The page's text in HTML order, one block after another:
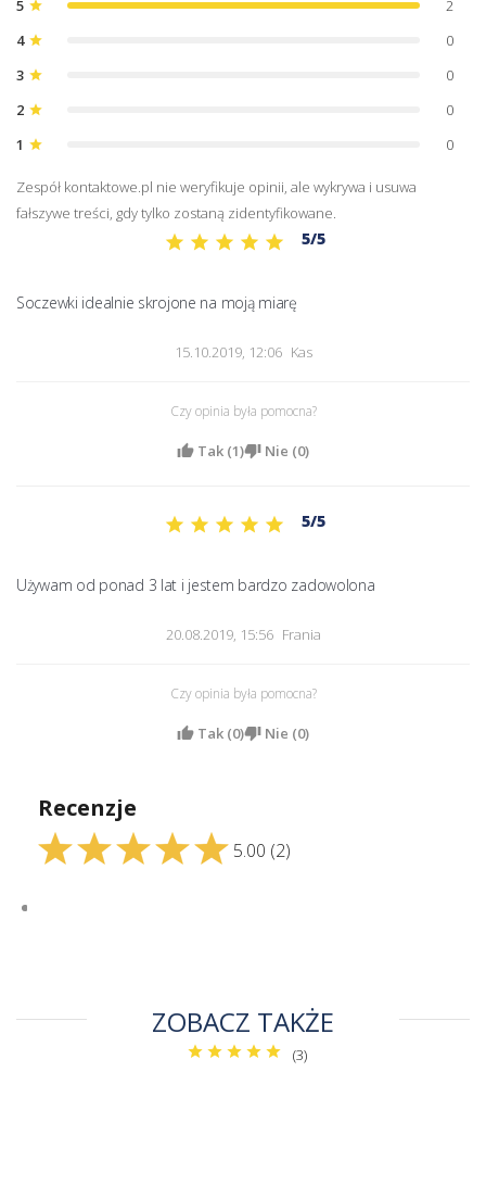
5 star
2
4 star
0
3 star
0
2 star
0
1 star 0
Zespół kontaktowe.pl nie weryfikuje opinii, ale wykrywa i usuwa
fałszywe treści, gdy tylko zostaną zidentyfikowane.
5/5
Soczewki idealnie skrojone na moją miarę
15.10.2019, 12:06 Kas
Czy opinia była pomocna?
Tak (1) Nie (0)
5/5
Używam od ponad 3 lat i jestem bardzo zadowolona
20.08.2019, 15:56 Frania
Czy opinia była pomocna?
Tak (0) Nie (0)
Recenzje
5.00 (2)
ZOBACZ TAKŻE
(3)